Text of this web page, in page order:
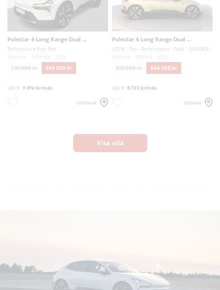
Polestar 4 Long Range Dual Motor
Performance Pilot Plus
Elektrisk
1 454 mil 2026
729 800 kr 694 500 kr
Lån fr. 9 396 kr/mån
Sundsvall
Polestar 4 Long Range Dual Motor
Elektrisk
698 mil 2025
698 500 kr 644 500 kr
Lån fr. 8 722 kr/mån
Uppsala
Visa alla